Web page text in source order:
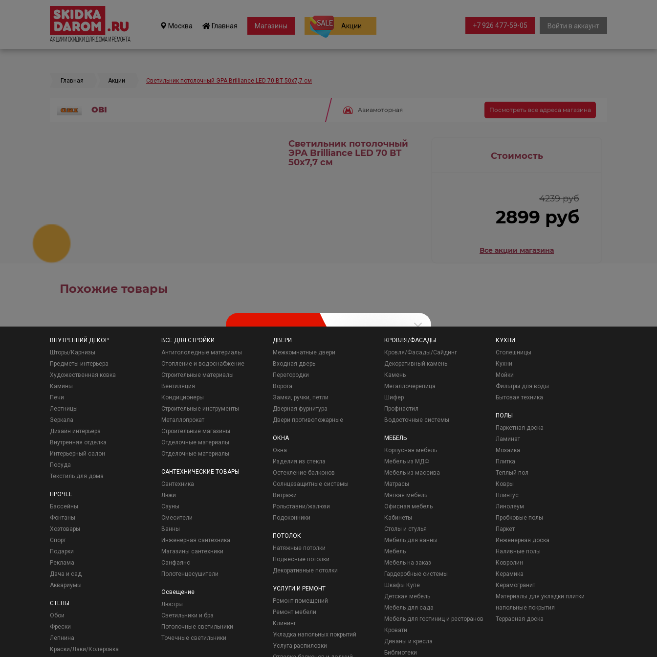
Акции и Скидки для дома и ремонта
Москва Главная Магазины Акции Войти в аккаунт
+7 926 477-59-05
Главная Акции Светильник потолочный ЭРА Brilliance LED 70 ВТ 50x7,7 см
OBI Авиамоторная Посмотреть все адреса магазина
Светильник потолочный
ЭРА Brilliance LED 70 ВТ
50x7,7 см
Стоимость
4239 руб
2899 руб
Все акции магазина
Похожие товары
ВНУТРЕННИЙ ДЕКОР
Шторы/Карнизы
Предметы интерьера
Художественная ковка
Камины
Печи
Лестницы
Зеркала
Дизайн интерьера
Внутренняя отделка
Интерьерный салон
Посуда
Текстиль для дома
ПРОЧЕЕ
Бассейны
Фонтаны
Хозтовары
Спорт
Подарки
Реклама
Дача и сад
Аквариумы
СТЕНЫ
Обои
Фрески
Лепнина
Краски/Лаки/Колеровка
ВСЕ ДЛЯ СТРОЙКИ
Антигололедные материалы
Отопление и водоснабжение
Строительные материалы
Вентиляция
Кондиционеры
Строительные инструменты
Металлопрокат
Строительные магазины
Отделочные материалы
Отделочные материалы
САНТЕХНИЧЕСКИЕ ТОВАРЫ
Сантехника
Люки
Сауны
Смесители
Ванны
Инженерная сантехника
Магазины сантехники
Санфаянс
Полотенцесушители
Освещение
Люстры
Светильники и бра
Потолочные светильники
Точечные светильники
ДВЕРИ
Межкомнатные двери
Входная дверь
Перегородки
Ворота
Замки, ручки, петли
Дверная фурнитура
Двери противопожарные
ОКНА
Окна
Изделия из стекла
Остекление балконов
Солнцезащитные системы
Витражи
Рольставни/жалюзи
Подоконники
ПОТОЛОК
Натяжные потолки
Подвесные потолки
Декоративные потолки
УСЛУГИ И РЕМОНТ
Ремонт помещений
Ремонт мебели
Клининг
Укладка напольных покрытий
Услуга распиловки
КРОВЛЯ/ФАСАДЫ
Кровля/Фасады/Сайдинг
Декоративный камень
Камень
Металлочерепица
Шифер
Профнастил
Водосточные системы
МЕБЕЛЬ
Корпусная мебель
Мебель из МДФ
Мебель из массива
Матрасы
Мягкая мебель
Офисная мебель
Кабинеты
Столы и стулья
Мебель для ванны
Мебель
Мебель на заказ
Гардеробные системы
Шкафы Купе
Детская мебель
Мебель для сада
Мебель для гостиниц и ресторанов
Кровати
Диваны и кресла
Библиотеки
КУХНИ
Столешницы
Кухни
Мойки
Фильтры для воды
Бытовая техника
ПОЛЫ
Паркетная доска
Ламинат
Мозаика
Плитка
Теплый пол
Ковры
Плинтус
Линолеум
Пробковые полы
Паркет
Инженерная доска
Наливные полы
Ковролин
Керамика
Керамогранит
Материалы для укладки плитки
напольные покрытия
Террасная доска